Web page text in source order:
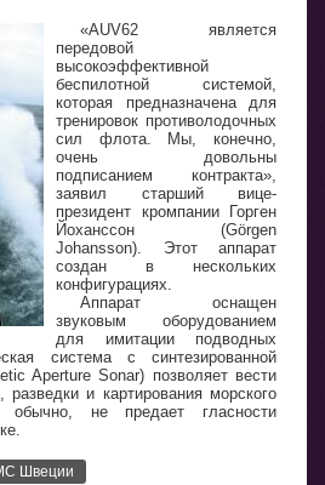
«AUV62 является
передовой
высокоэффективной
беспилотной системой,
которая предназначена для
тренировок противолодочных
сил флота. Мы, конечно,
очень довольны
подписанием контракта»,
заявил старший вице-
президент кромпании Горген
Йоханссон (Görgen
Johansson). Этот аппарат
создан в нескольких
конфигурациях.
Аппарат оснащен
звуковым оборудованием
для имитации подводных
система с синтезированной
Aperture Sonar) позволяет вести
и картирования морского
не предает гласности
Швеции